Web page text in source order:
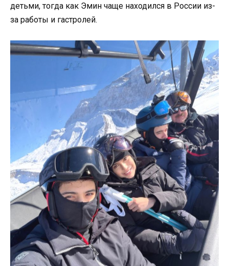
детьми, тогда как Эмин чаще находился в России из-
за работы и гастролей.